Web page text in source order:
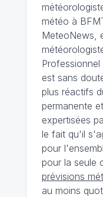
météo à
MeteoNews,
est sans
plus réactifs
permanente
expertisées
le fait qu'il
pour
pour la seule
prévisions
au moins